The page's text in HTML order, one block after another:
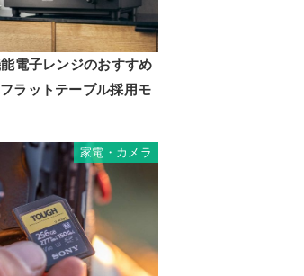
能電子レンジのおすすめ
ラットテーブル採用モ
家電・カメラ